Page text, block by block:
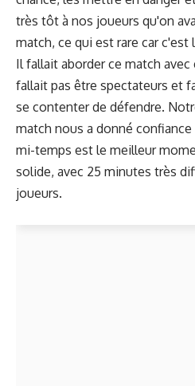
très tôt à nos joueurs qu'on
match, ce qui est rare car
Il fallait aborder ce match
fallait pas être spectateurs et
se contenter de défendre.
match nous a donné
mi-temps est le meilleur
solide, avec 25 minutes très
joueurs.